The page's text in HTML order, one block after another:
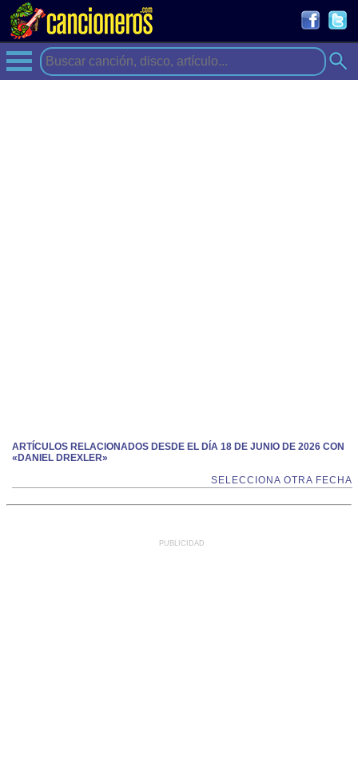
ARTÍCULOS RELACIONADOS DESDE EL DÍA 18 DE JUNIO DE 2026 CON
«DANIEL DREXLER»
SELECCIONA OTRA FECHA
PUBLICIDAD